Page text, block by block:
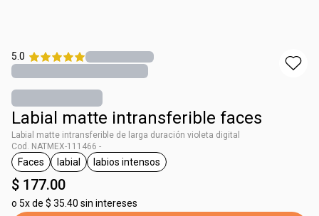
5.0
Labial matte intransferible faces
Labial matte intransferible de larga duración violeta digital
Cod. NATMEX-111466 -
etiqueta Faces
Faces
etiqueta labial
labial
etiqueta labios intensos
labios intensos
$ 177.00
o 5x de $ 35.40 sin intereses